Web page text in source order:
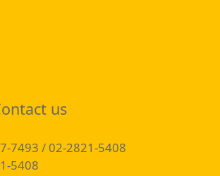
us
7493 / 02-2821-5408
5408